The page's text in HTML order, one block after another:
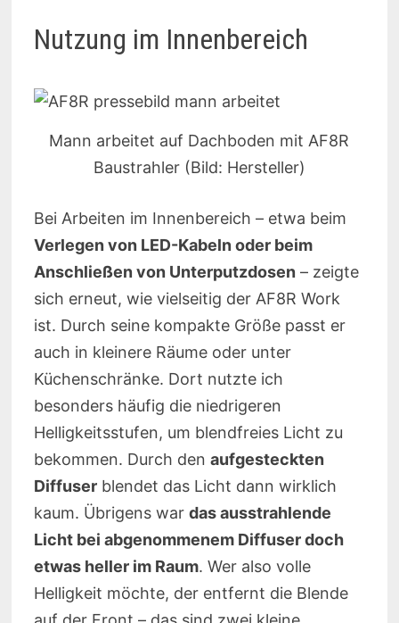
Nutzung im Innenbereich
Mann arbeitet auf Dachboden mit AF8R
Baustrahler (Bild: Hersteller)
Bei Arbeiten im Innenbereich – etwa beim
Verlegen von LED-Kabeln oder beim
Anschließen von Unterputzdosen – zeigte
sich erneut, wie vielseitig der AF8R Work
ist. Durch seine kompakte Größe passt er
auch in kleinere Räume oder unter
Küchenschränke. Dort nutzte ich
besonders häufig die niedrigeren
Helligkeitsstufen, um blendfreies Licht zu
bekommen. Durch den aufgesteckten
Diffuserblendet das Licht dann wirklich
kaum. Übrigens war das ausstrahlende
Licht bei abgenommenem Diffuser doch
etwas heller im Raum. Wer also volle
Helligkeit möchte, der entfernt die Blende